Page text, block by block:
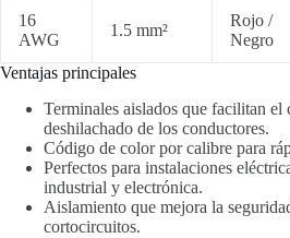
16
AWG
1.5 mm²
Rojo /
Negro
Ventajas principales
Terminales aislados que facilitan el
deshilachado de los conductores.
Código de color por calibre para
Perfectos para instalaciones
industrial y electrónica.
Aislamiento que mejora la
cortocircuitos.